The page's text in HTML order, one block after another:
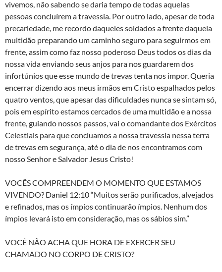
vivemos, não sabendo se daria tempo de todas aquelas
pessoas concluírem a travessia. Por outro lado, apesar de toda
precariedade, me recordo daqueles soldados a frente daquela
multidão preparando um caminho seguro para seguirmos em
frente, assim como faz nosso poderoso Deus todos os dias da
nossa vida enviando seus anjos para nos guardarem dos
infortúnios que esse mundo de trevas tenta nos impor. Queria
encerrar dizendo aos meus irmãos em Cristo espalhados pelos
quatro ventos, que apesar das dificuldades nunca se sintam só,
pois em espírito estamos cercados de uma multidão e a nossa
frente, guiando nossos passos, vai o comandante dos Exércitos
Celestiais para que concluamos a nossa travessia nessa terra
de trevas em segurança, até o dia de nos encontramos com
nosso Senhor e Salvador Jesus Cristo!
VOCÊS COMPREENDEM O MOMENTO QUE ESTAMOS
VIVENDO? Daniel 12:10 “Muitos serão purificados, alvejados
e refinados, mas os ímpios continuarão ímpios. Nenhum dos
ímpios levará isto em consideração, mas os sábios sim.”
VOCÊ NÃO ACHA QUE HORA DE EXERCER SEU
CHAMADO NO CORPO DE CRISTO?